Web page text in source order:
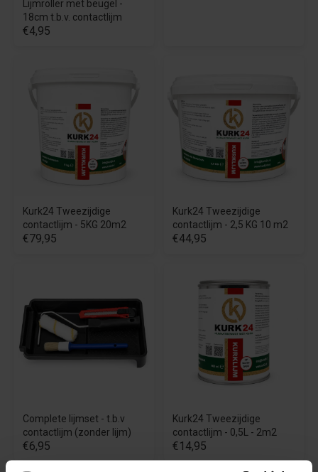
Lijmroller met beugel -
18cm t.b.v. contactlijm
€4,95
Kurk24 Tweezijdige
contactlijm - 5KG 20m2
€79,95
Kurk24 Tweezijdige
contactlijm - 2,5 KG 10 m2
€44,95
Complete lijmset - t.b.v
contactlijm (zonder lijm)
€6,95
Kurk24 Tweezijdige
contactlijm - 0,5L - 2m2
€14,95